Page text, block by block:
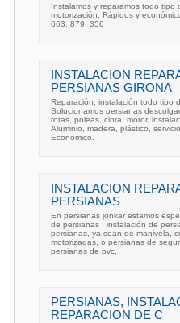
Instalamos y reparamos todo tipo
motorización. Rápidos y
663. 879. 356
INSTALACION
PERSIANAS GIRONA
Reparación, instalación todo tipo
Solucionamos persianas
rotas, poleas, cinta, motor,
Aluminio, madera, plástico,
Económico.
INSTALACION
PERSIANAS
En persianas jonkar estamos
de persianas , instalación de
persianas, ya sean de manivela,
motorizadas, o persianas de
persianas de pvc,
PERSIANAS,
REPARACION DE C